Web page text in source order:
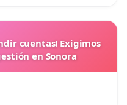
cuentas! Exigimos
en Sonora